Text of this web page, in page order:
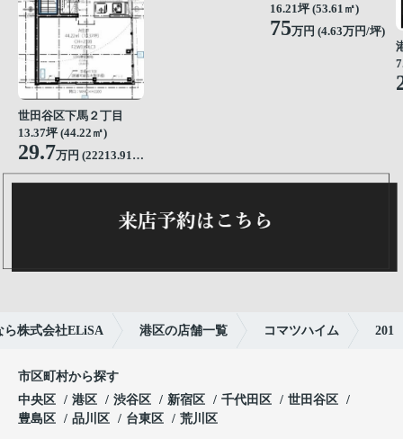
世田谷区下馬２丁目
13.37坪 (44.22㎡)
29.7万円 (22213.91円/坪)
16.21坪 (53.61㎡)
75万円 (4.63万円/坪)
ら株式会社ELiSA 港区の店舗一覧 コマツハイム 201
市区町村から探す
中央区
港区 渋谷区 新宿区 千代田区
世田谷区
豊島区
品川区 台東区 荒川区